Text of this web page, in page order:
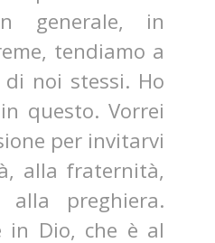
generale, in
tendiamo a
noi stessi. Ho
questo. Vorrei
per invitarvi
alla fraternità,
preghiera.
in Dio, che è al